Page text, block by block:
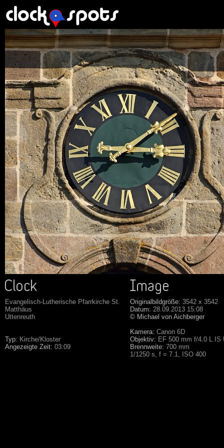
Evangelisch-Lutherische Pfarrkirche St.
Matthäus
Uttenreuth
Typ: Kirche/Kloster
Angezeigte Zeit: 03:09
Originalbildgröße: 3542 x 3542
Datum: 28.09.2013 15:08
© Michael von Aichberger
Kamera: Canon 6D
Objektiv: EF 500 mm f/4.0 L IS
Brennweite: 700 mm
1/1250 s, f = 7.1, ISO 400